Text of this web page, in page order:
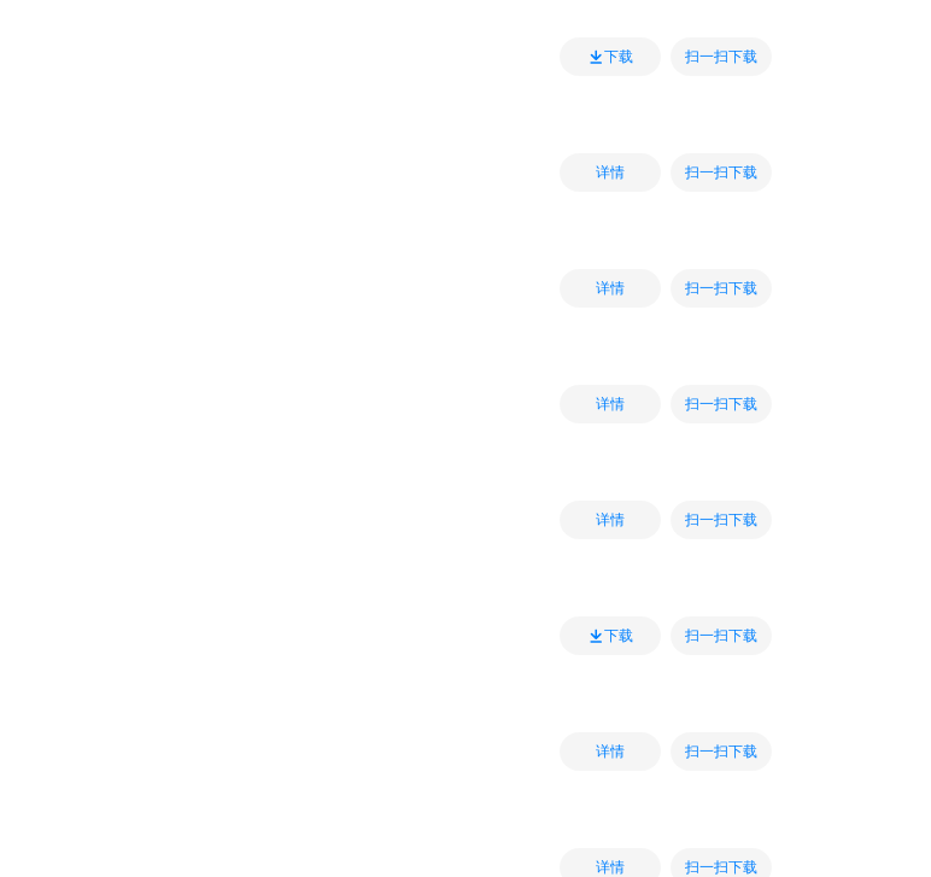
下载 扫一扫下载
详情 扫一扫下载
详情 扫一扫下载
详情 扫一扫下载
详情 扫一扫下载
下载 扫一扫下载
详情 扫一扫下载
详情 扫一扫下载